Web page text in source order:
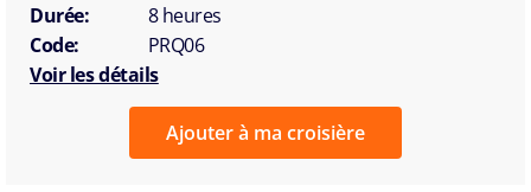
Durée:
8 heures
Code:
PRQ06
Voir les détails
Ajouter à ma croisière